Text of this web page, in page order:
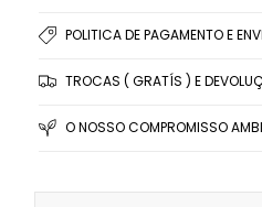
POLITICA DE PAGAMENTO E
TROCAS ( GRATÍS ) E
O NOSSO COMPROMISSO